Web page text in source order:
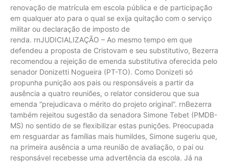
renovação de matrícula em escola pública e de participação
em qualquer ato para o qual se exija quitação com o serviço
militar ou declaração de imposto de
renda. rnJUDICIALIZAÇÃO – Ao mesmo tempo em que
defendeu a proposta de Cristovam e seu substitutivo, Bezerra
recomendou a rejeição de emenda substitutiva oferecida pelo
senador Donizetti Nogueira (PT-TO). Como Donizeti só
propunha punição aos pais ou responsáveis a partir da
ausência a quatro reuniões, o relator considerou que sua
emenda “prejudicava o mérito do projeto original”. rnBezerra
também rejeitou sugestão da senadora Simone Tebet (PMDB-
MS) no sentido de se flexibilizar estas punições. Preocupada
em resguardar as famílias mais humildes, Simone sugeriu que,
na primeira ausência a uma reunião de avaliação, o pai ou
responsável recebesse uma advertência da escola. Já na